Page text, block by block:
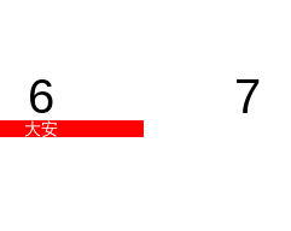
6
大安
7